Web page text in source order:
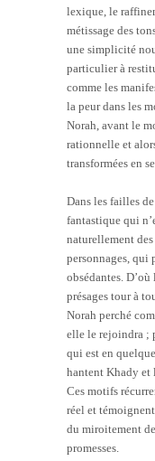
lexique, le
métissage des
une simplicité
particulier à
comme les
la peur dans les
Norah, avant le
rationnelle et
transformées en
Dans les failles
fantastique qui
naturellement des
personnages, qui
obsédantes.
présages tour à
Norah perché
elle le rejoindra ;
qui est en
hantent Khady et
Ces motifs
réel et
du miroitement
promesses.